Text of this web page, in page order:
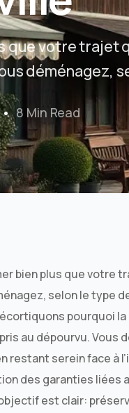
que votre trajet
déménagez,
8 Min Read
bien plus que votre
selon le type
pourquoi
au dépourvu.
serein face à
des garanties liées
est clair: